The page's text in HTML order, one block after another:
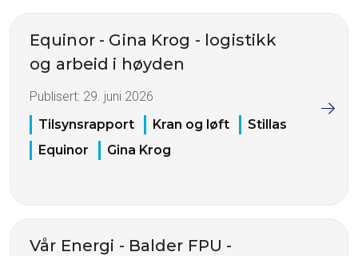
Equinor - Gina Krog - logistikk
og arbeid i høyden
Publisert: 29. juni 2026
Tilsynsrapport
Kran og løft
Stillas
Equinor
Gina Krog
Vår Energi - Balder FPU -